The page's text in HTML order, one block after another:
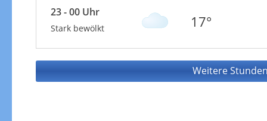
23 - 00 Uhr
Stark bewölkt 17°
Weitere